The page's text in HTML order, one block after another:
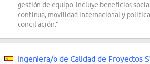
gestión de equipo. Incluye beneficios
continua, movilidad internacional y
conciliación.”
Ingeniera/o de Calidad de Proyectos